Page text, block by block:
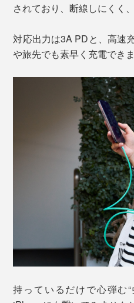
されており、断線しにくく
対応出力は3A PDと、高速
や旅先でも素早く充電できま
持っているだけで心弾む